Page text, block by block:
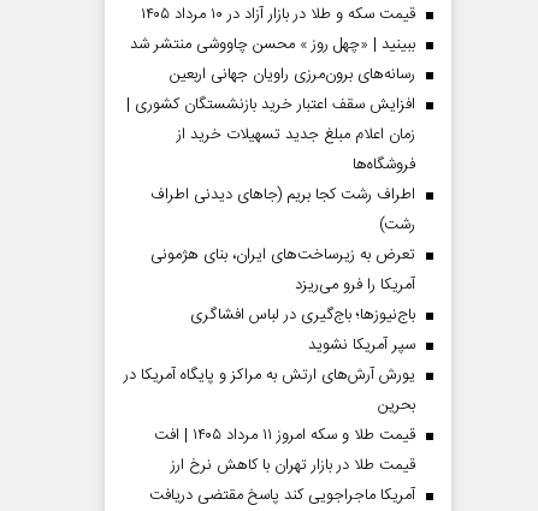
قیمت سکه و طلا در بازار آزاد در ۱۰ مرداد ۱۴۰۵
ببینید | «چهل روز » محسن چاووشی منتشر شد
رسانه‌های برون‌مرزی راویان جهانی اربعین
افزایش سقف اعتبار خرید بازنشستگان کشوری |
زمان اعلام مبلغ جدید تسهیلات خرید از
فروشگاه‌ها
اطراف رشت کجا بریم (جاهای دیدنی اطراف
رشت)
تعرض به زیرساخت‌های ایران، بنای هژمونی
آمریکا را فرو می‌ریزد
باج‌نیوزها؛ باج‌گیری در لباس افشاگری
سپر آمریکا نشوید
یورش آرش‌های ارتش به مراکز و پایگاه‌ آمریکا در
بحرین
قیمت طلا و سکه امروز ۱۱ مرداد ۱۴۰۵ | افت
قیمت طلا در بازار تهران با کاهش نرخ ارز
آمریکا ماجراجویی کند پاسخ مقتضی دریافت
صفحات نخست روزنامه ها‌ی‌سه‌شنبه ۶ مردادماه